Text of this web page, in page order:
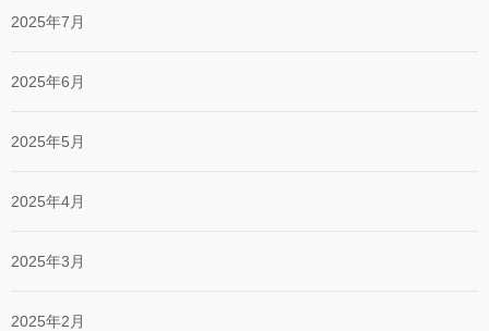
2025年7月
2025年6月
2025年5月
2025年4月
2025年3月
2025年2月